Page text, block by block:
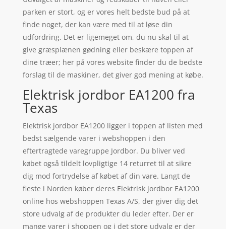
parken er stort, og er vores helt bedste bud på at
finde noget, der kan være med til at løse din
udfordring. Det er ligemeget om, du nu skal til at
give græsplænen gødning eller beskære toppen af
dine træer; her på vores website finder du de bedste
forslag til de maskiner, det giver god mening at købe.
Elektrisk jordbor EA1200 fra
Texas
Elektrisk jordbor EA1200 ligger i toppen af listen med
bedst sælgende varer i webshoppen i den
eftertragtede varegruppe Jordbor. Du bliver ved
købet også tildelt lovpligtige 14 returret til at sikre
dig mod fortrydelse af købet af din vare. Langt de
fleste i Norden køber deres Elektrisk jordbor EA1200
online hos webshoppen Texas A/S, der giver dig det
store udvalg af de produkter du leder efter. Der er
mange varer i shoppen og i det store udvalg er der